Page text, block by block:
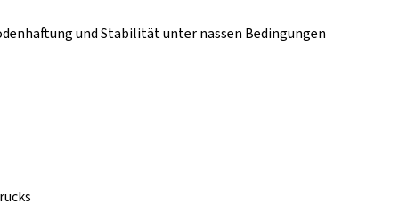
und Stabilität unter nassen Bedingungen